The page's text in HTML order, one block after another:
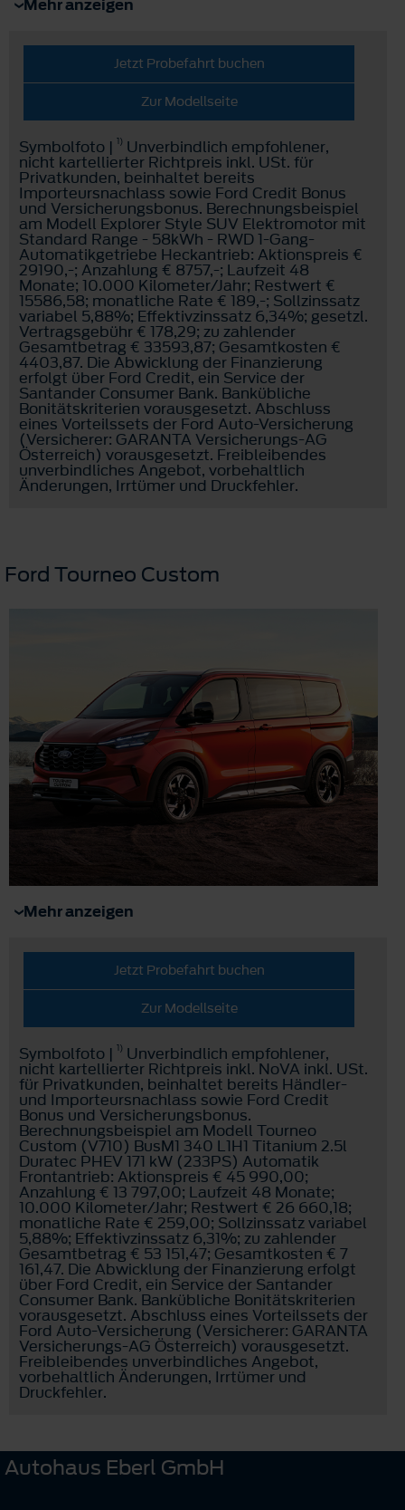
Mehr anzeigen
Jetzt Probefahrt buchen
Zur Modellseite
Symbolfoto | 1) Unverbindlich empfohlener,
nicht kartellierter Richtpreis inkl. USt. für
Privatkunden, beinhaltet bereits
Importeursnachlass sowie Ford Credit Bonus
und Versicherungsbonus. Berechnungsbeispiel
am Modell Explorer Style SUV Elektromotor mit
Standard Range - 58kWh - RWD 1-Gang-
Automatikgetriebe Heckantrieb: Aktionspreis €
29190,-; Anzahlung € 8757,-; Laufzeit 48
Monate; 10.000 Kilometer/Jahr; Restwert €
15586,58; monatliche Rate € 189,-; Sollzinssatz
variabel 5,88%; Effektivzinssatz 6,34%; gesetzl.
Vertragsgebühr € 178,29; zu zahlender
Gesamtbetrag € 33593,87; Gesamtkosten €
4403,87. Die Abwicklung der Finanzierung
erfolgt über Ford Credit, ein Service der
Santander Consumer Bank. Bankübliche
Bonitätskriterien vorausgesetzt. Abschluss
eines Vorteilssets der Ford Auto-Versicherung
(Versicherer: GARANTA Versicherungs-AG
Österreich) vorausgesetzt. Freibleibendes
unverbindliches Angebot, vorbehaltlich
Änderungen, Irrtümer und Druckfehler.
Ford Tourneo Custom
Mehr anzeigen
Jetzt Probefahrt buchen
Zur Modellseite
Symbolfoto | 1) Unverbindlich empfohlener,
nicht kartellierter Richtpreis inkl. NoVA inkl. USt.
für Privatkunden, beinhaltet bereits Händler-
und Importeursnachlass sowie Ford Credit
Bonus und Versicherungsbonus.
Berechnungsbeispiel am Modell Tourneo
Custom (V710) BusM1 340 L1H1 Titanium 2.5l
Duratec PHEV 171 kW (233PS) Automatik
Frontantrieb: Aktionspreis € 45 990,00;
Anzahlung € 13 797,00; Laufzeit 48 Monate;
10.000 Kilometer/Jahr; Restwert € 26 660,18;
monatliche Rate € 259,00; Sollzinssatz variabel
5,88%; Effektivzinssatz 6,31%; zu zahlender
Gesamtbetrag € 53 151,47; Gesamtkosten € 7
161,47. Die Abwicklung der Finanzierung erfolgt
über Ford Credit, ein Service der Santander
Consumer Bank. Bankübliche Bonitätskriterien
vorausgesetzt. Abschluss eines Vorteilssets der
Ford Auto-Versicherung (Versicherer: GARANTA
Versicherungs-AG Österreich) vorausgesetzt.
Freibleibendes unverbindliches Angebot,
vorbehaltlich Änderungen, Irrtümer und
Druckfehler.
Autohaus Eberl GmbH